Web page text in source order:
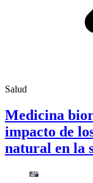
Salud
Medicina
impacto de
natural en la